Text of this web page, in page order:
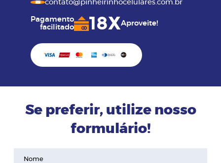
contato@pinheirinhocelulares.com.br
Pagamento
facilitado
18XAproveite!
Se preferir, utilize nosso
formulário!
Nome